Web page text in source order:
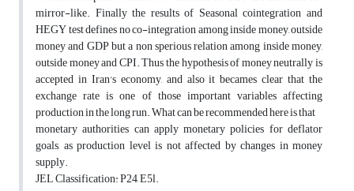
mirror-like. Finally the results of Seasonal cointegration and
HEGY test defines no co-integration among inside money, outside
money and GDP but a non sperious relation among inside money,
outside money and CPI. Thus the hypothesis of money neutrally is
accepted in Iran's economy, and also it becames clear that the
exchange rate is one of those important variables affecting
production in the long run. What can be recommended here is that
monetary authorities can apply monetary policies for deflator
goals, as production level is not affected by changes in money
supply.
JEL Classification: P24, E5l.